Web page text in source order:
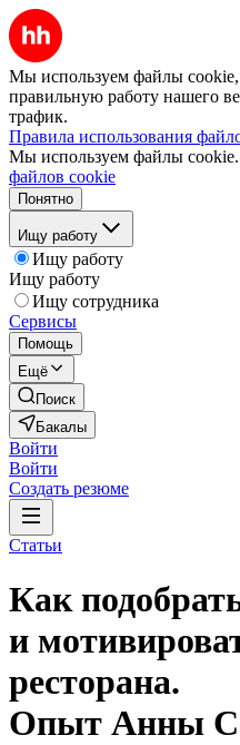
Мы используем файлы cookie,
правильную работу нашего
трафик.
Правила использования
Мы используем файлы cookie.
файлов cookie
Понятно
Ищу работу
Ищу работу
Ищу работу
Ищу сотрудника
Сервисы
Помощь
Ещё
Поиск
Бакалы
Войти
Войти
Создать резюме
Статьи
Как
и
ресторана.
Опыт Анны